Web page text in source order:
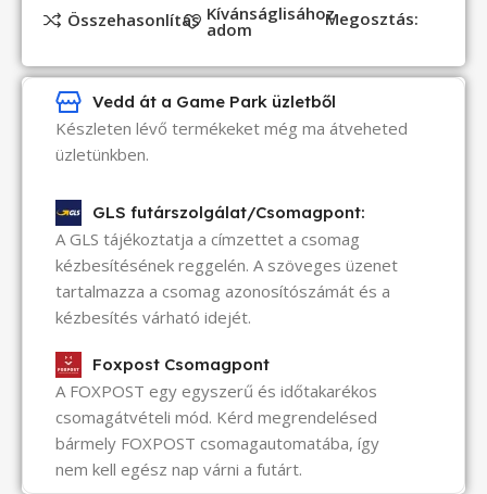
Összehasonlítás Kívánságlisához
adom Megosztás:
Vedd át a Game Park üzletből
Készleten lévő termékeket még ma átveheted
üzletünkben.
GLS futárszolgálat/Csomagpont:
A GLS tájékoztatja a címzettet a csomag
kézbesítésének reggelén. A szöveges üzenet
tartalmazza a csomag azonosítószámát és a
kézbesítés várható idejét.
Foxpost Csomagpont
A FOXPOST egy egyszerű és időtakarékos
csomagátvételi mód. Kérd megrendelésed
bármely FOXPOST csomagautomatába, így
nem kell egész nap várni a futárt.